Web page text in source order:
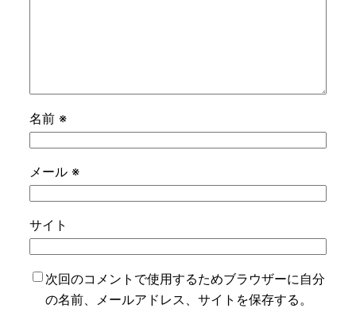
名前 ※
メール ※
サイト
次回のコメントで使用するためブラウザーに自分
の名前、メールアドレス、サイトを保存する。